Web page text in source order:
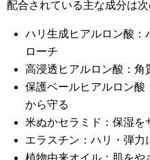
配合されている主な成分は次
ハリ生成ヒアルロン酸：
ローチ
高浸透ヒアルロン酸：角
保護ベールヒアルロン酸
から守る
米ぬかセラミド：保湿を
エラスチン：ハリ・弾力
植物由来オイル：肌をや